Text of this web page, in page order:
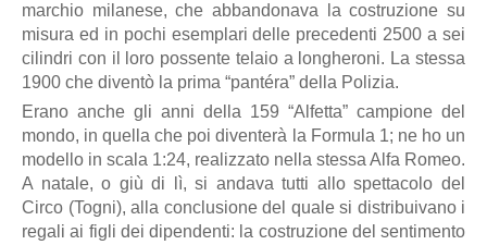
marchio milanese, che abbandonava la costruzione su
misura ed in pochi esemplari delle precedenti 2500 a sei
cilindri con il loro possente telaio a longheroni. La stessa
1900 che diventò la prima “pantéra” della Polizia.
Erano anche gli anni della 159 “Alfetta” campione del
mondo, in quella che poi diventerà la Formula 1; ne ho un
modello in scala 1:24, realizzato nella stessa Alfa Romeo.
A natale, o giù di lì, si andava tutti allo spettacolo del
Circo (Togni), alla conclusione del quale si distribuivano i
regali ai figli dei dipendenti: la costruzione del sentimento